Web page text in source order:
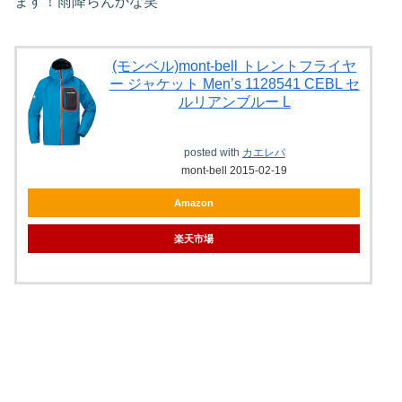
(モンベル)mont-bell トレントフライヤ
ー ジャケット Men’s 1128541 CEBL セ
ルリアンブルー L
posted with カエレバ
mont-bell 2015-02-19
Amazon
楽天市場